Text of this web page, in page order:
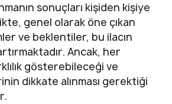
sonuçları kişiden kişiye
genel olarak öne çıkan
ve beklentiler, bu ilacın
Ancak, her
gösterebileceği ve
dikkate alınması gerektiği